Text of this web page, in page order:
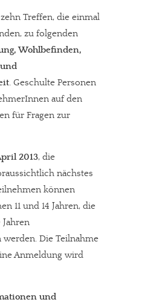
Treffen, die einmal
zu folgenden
Wohlbefinden,
. Geschulte Personen
auf den
für Fragen zur
2013, die
nächstes
können
11 und 14 Jahren, die
Die Teilnahme
Anmeldung wird
und